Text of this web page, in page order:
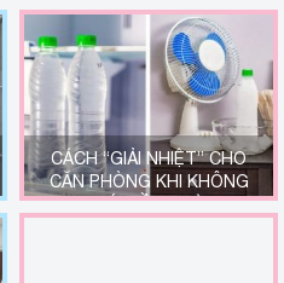
CÁCH “GIẢI NHIỆT” CHO
CĂN PHÒNG KHI KHÔNG
CÓ ĐIỀU HOÀ